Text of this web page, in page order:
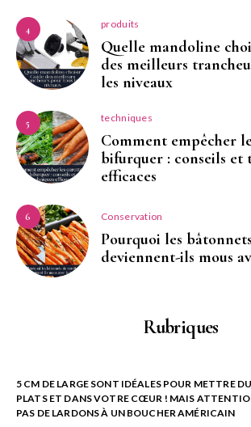
4 produits
Quelle mandoline
des meilleurs
les niveaux
5 techniques
Comment empêcher
bifurquer : conseils et
efficaces
6 Conservation
Pourquoi les
deviennent-ils mous
Rubriques
5 CM DE LARGE SONT IDÉALES POUR METTRE
PLATS ET DANS VOTRE CŒUR ! MAIS
PAS DE LARDONS À UN BOUCHER AMÉRICAIN